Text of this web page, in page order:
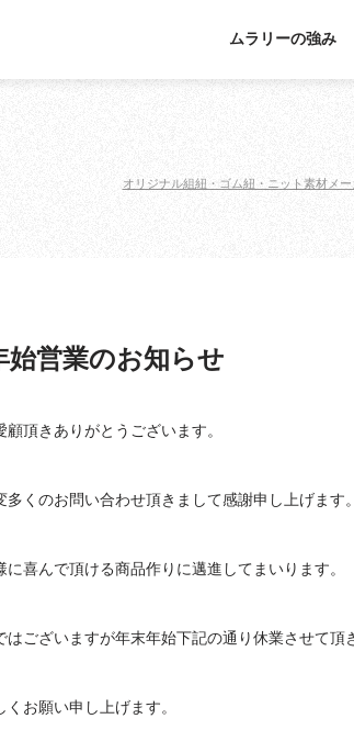
ムラリーの強み
オリジナル組紐・ゴム紐・ニット素材メ
始営業のお知らせ
顧頂きありがとうございます。
多くのお問い合わせ頂きまして感謝申し上げます。
に喜んで頂ける商品作りに邁進してまいります。
はございますが年末年始下記の通り休業させて頂
くお願い申し上げます。